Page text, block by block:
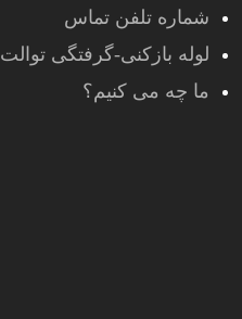
شماره تلفن تماس
لوله بازکنی-گرفتگی توالت
ما چه می کنیم؟